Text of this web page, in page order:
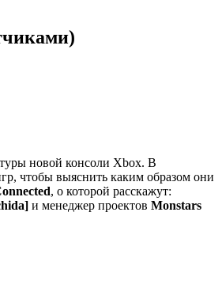
новой консоли Xbox. В
чтобы выяснить каким образом они
, о которой расскажут:
и менеджер проектов Monstars